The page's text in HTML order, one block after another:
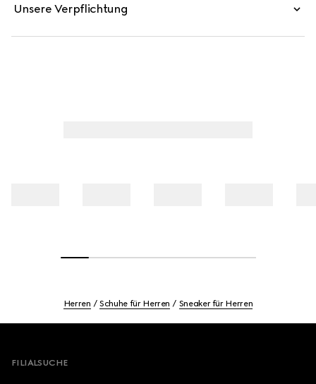
Unsere Verpflichtung
Herren Schuhe für Herren Sneaker für Herren
FILIALSUCHE